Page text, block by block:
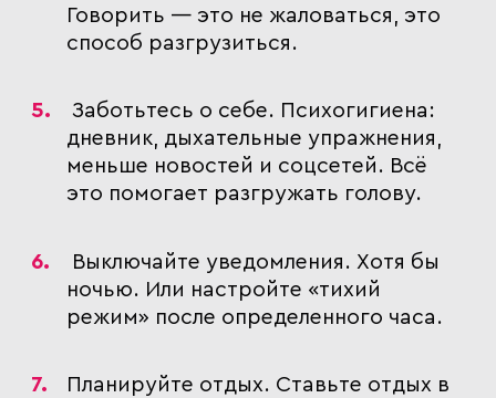
Говорить — это не жаловаться, это
способ разгрузиться.
Заботьтесь о себе. Психогигиена:
дневник, дыхательные упражнения,
меньше новостей и соцсетей. Всё
это помогает разгружать голову.
Выключайте уведомления . Хотя бы
ночью. Или настройте «тихий
режим» после определенного часа.
Планируйте отдых. Ставьте отдых в